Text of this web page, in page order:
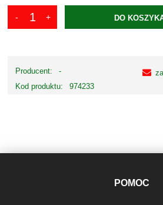
DO
Producent:
-
Kod produktu:
974233
POMOC